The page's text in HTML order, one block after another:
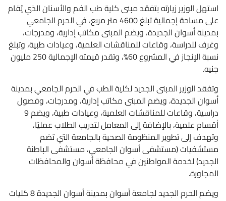
استهل الوزير زيارته بتفقد مبنى كلية طب الفم والأسنان الذي يُقام
على مساحة إجمالية تبلغ 4600 متر مربع، في الحرم الجامعي
بمدينة أسوان الجديدة، ويضم المبنى مكاتب إدارية، ومدرجات،
وغرف للدراسة، وقاعات للمناقشات العلمية، وعيادات طبية، وتبلغ
نسبة الإنجاز في المشروع 60%، وتقدر قيمته الإجمالية 250 مليون
جنيه.
وتفقد الوزير المبنى الجديد لكلية الطب في الحرم الجامعي بمدينة
أسوان الجديدة، ويضم المبنى مكاتب إدارية، ومدرجات، وفصول
دراسية، وقاعات للمناقشات العلمية، وعيادات طبية، ويضم 9
أقسام علمية، بالإضافة إلى المعامل لتدريب الطلاب عمليًا،
وتهدف إلى تطوير المنظومة الصحية بالجامعة التي تضم
مستشفيات (مستشفى أسوان الجامعي، مستشفى الباطنة
الجديد) لخدمة المواطنين في محافظة أسوان والمحافظات
المجاورة.
ويضم الحرم الجديد لجامعة أسوان بمدينة أسوان الجديدة 8 كليات